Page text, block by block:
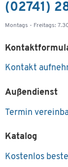
(02741)
Montags - Freitags:
Kontakt
Außendienst
Termin
Katalog
Kostenlos